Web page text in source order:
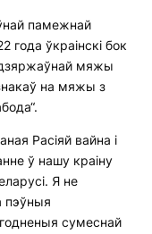
памежнай
года ўкраінскі бок
дзяржаўнай мяжы
на мяжы з
Расіяй вайна і
ў нашу краіну
Я не
пэўныя
сумеснай